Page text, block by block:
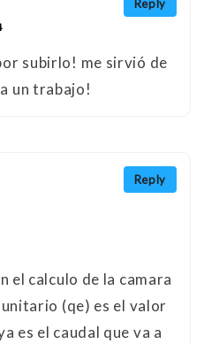
Reply
subirlo! me sirvió de
un trabajo!
Reply
el calculo de la camara
(qe) es el valor
es el caudal que va a